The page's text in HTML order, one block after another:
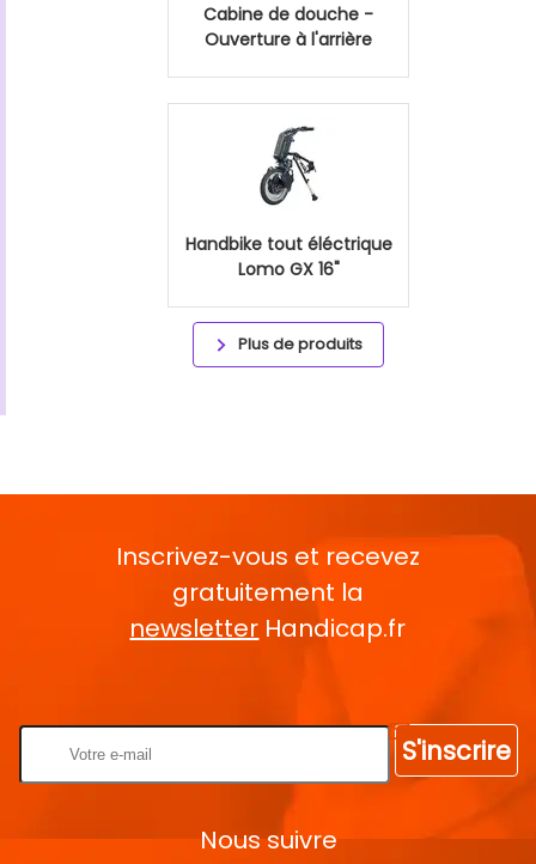
Cabine de douche -
Ouverture à l'arrière
Handbike tout éléctrique
Lomo GX 16"
Plus de produits
Inscrivez-vous et recevez
gratuitement la
newsletter Handicap.fr
S'inscrire
Nous suivre